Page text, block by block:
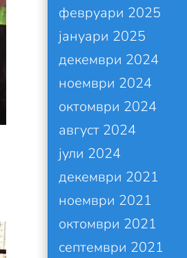
февруари 2025
јануари 2025
декември 2024
ноември 2024
октомври 2024
август 2024
јули 2024
декември 2021
ноември 2021
октомври 2021
септември 2021